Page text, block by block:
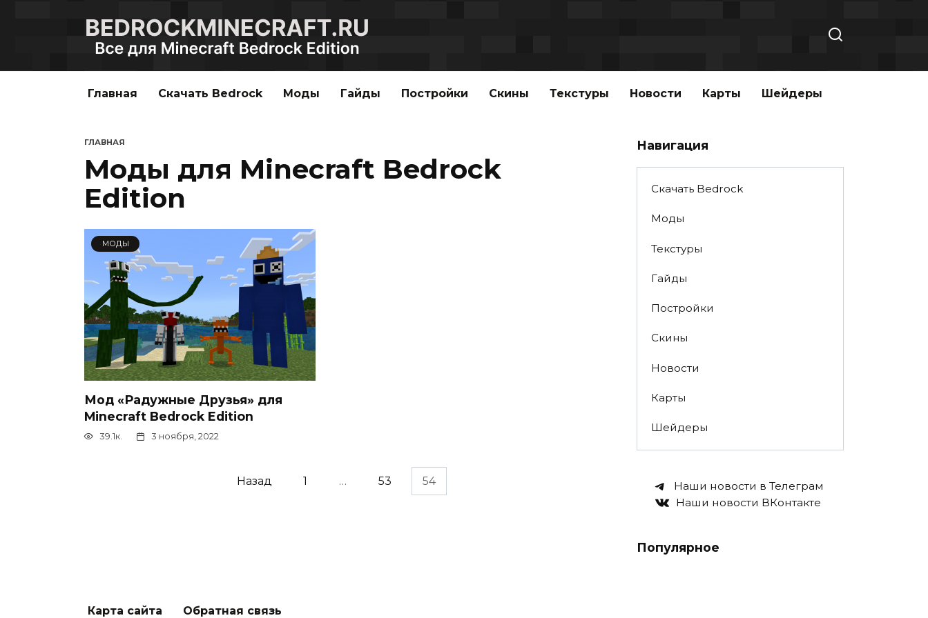
Главная Скачать Bedrock Моды Гайды Постройки Скины Текстуры Новости Карты Шейдеры
ГЛАВНАЯ
Моды для Minecraft Bedrock
Edition
МОДЫ
Мод «Радужные Друзья» для
Minecraft Bedrock Edition
39.1к. 3 ноября, 2022
Назад 1 … 53 54
Навигация
Скачать Bedrock
Моды
Текстуры
Гайды
Постройки
Скины
Новости
Карты
Шейдеры
Наши новости в Телеграм
Наши новости ВКонтакте
Популярное
Карта сайта Обратная связь